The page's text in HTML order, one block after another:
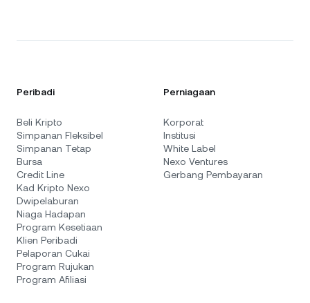
Peribadi
Beli Kripto
Simpanan Fleksibel
Simpanan Tetap
Bursa
Credit Line
Kad Kripto Nexo
Dwipelaburan
Niaga Hadapan
Program Kesetiaan
Klien Peribadi
Pelaporan Cukai
Program Rujukan
Program Afiliasi
Perniagaan
Korporat
Institusi
White Label
Nexo Ventures
Gerbang Pembayaran